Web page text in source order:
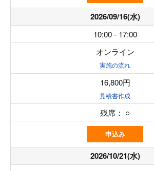
2026/09/16(水)
10:00 - 17:00
オンライン
実施の流れ
16,800円
見積書作成
残席： ○
申込み
2026/10/21(水)